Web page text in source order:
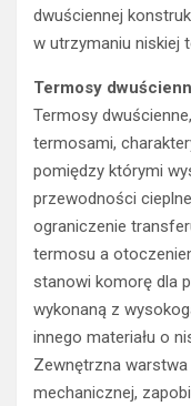
dwuściennej
w utrzymaniu niskiej
Termosy
Termosy
termosami,
pomiędzy którymi
przewodności
ograniczenie
termosu a
stanowi komorę dla
wykonaną z
innego materiału o
Zewnętrzna warstwa
mechanicznej,